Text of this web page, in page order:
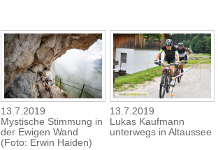
13.7.2019
Mystische Stimmung in
der Ewigen Wand
(Foto: Erwin Haiden)
13.7.2019
Lukas Kaufmann
unterwegs in Altaussee